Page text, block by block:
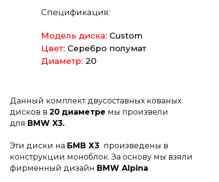
Спецификация:
Модель диска: Custom
Цвет: Серебро полумат
Диаметр: 20
Данный комплект двусоставных кованых
дисков в 20 диаметре мы произвели
для BMW X3.
Эти диски на БМВ Х3 произведены в
конструкции моноблок. За основу мы взяли
фирменный дизайн BMW Alpina.